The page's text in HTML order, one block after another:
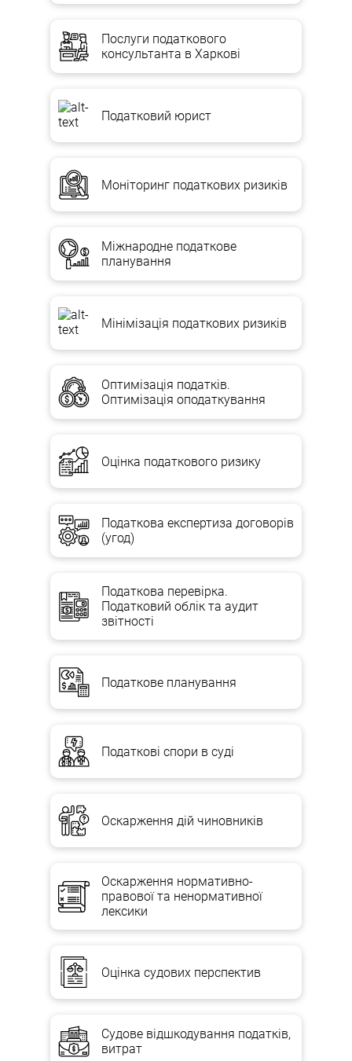
Послуги податкового
консультанта в Харкові
Податковий юрист
Моніторинг податкових ризиків
Міжнародне податкове
планування
Мінімізація податкових ризиків
Оптимізація податків.
Оптимізація оподаткування
Оцінка податкового ризику
Податкова експертиза договорів
(угод)
Податкова перевірка.
Податковий облік та аудит
звітності
Податкове планування
Податкові спори в суді
Оскарження дій чиновників
Оскарження нормативно-
правової та ненормативної
лексики
Оцінка судових перспектив
Судове відшкодування податків,
витрат